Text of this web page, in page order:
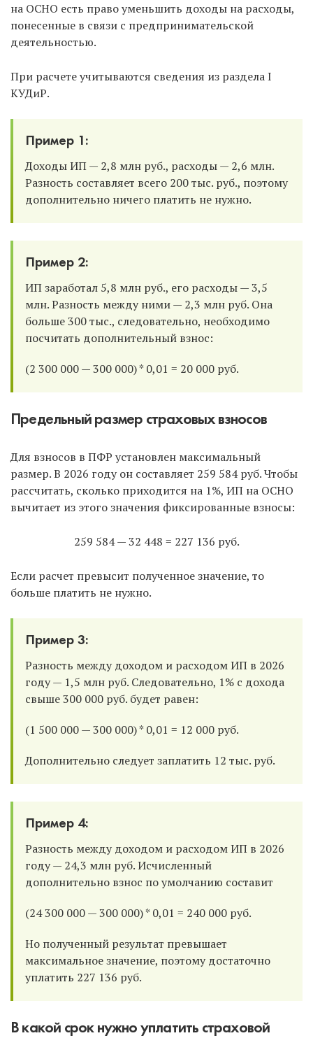
на ОСНО есть право уменьшить доходы на расходы,
понесенные в связи с предпринимательской
деятельностью.
При расчете учитываются сведения из раздела I
КУДиР.
Пример 1:
Доходы ИП — 2,8 млн руб., расходы — 2,6 млн.
Разность составляет всего 200 тыс. руб., поэтому
дополнительно ничего платить не нужно.
Пример 2:
ИП заработал 5,8 млн руб., его расходы — 3,5
млн. Разность между ними — 2,3 млн руб. Она
больше 300 тыс., следовательно, необходимо
посчитать дополнительный взнос:
(2 300 000 — 300 000) * 0,01 = 20 000 руб.
Предельный размер страховых взносов
Для взносов в ПФР установлен максимальный
размер. В 2026 году он составляет 259 584 руб. Чтобы
рассчитать, сколько приходится на 1%, ИП на ОСНО
вычитает из этого значения фиксированные взносы:
259 584 — 32 448 = 227 136 руб.
Если расчет превысит полученное значение, то
больше платить не нужно.
Пример 3:
Разность между доходом и расходом ИП в 2026
году — 1,5 млн руб. Следовательно, 1% с дохода
свыше 300 000 руб. будет равен:
(1 500 000 — 300 000) * 0,01 = 12 000 руб.
Дополнительно следует заплатить 12 тыс. руб.
Пример 4:
Разность между доходом и расходом ИП в 2026
году — 24,3 млн руб. Исчисленный
дополнительно взнос по умолчанию составит
(24 300 000 — 300 000) * 0,01 = 240 000 руб.
Но полученный результат превышает
максимальное значение, поэтому достаточно
уплатить 227 136 руб.
В какой срок нужно уплатить страховой